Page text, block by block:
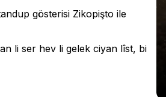
gösterisi Zikopişto ile
li ser hev li gelek ciyan lîst, bi